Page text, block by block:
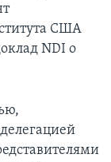
США
NDI о